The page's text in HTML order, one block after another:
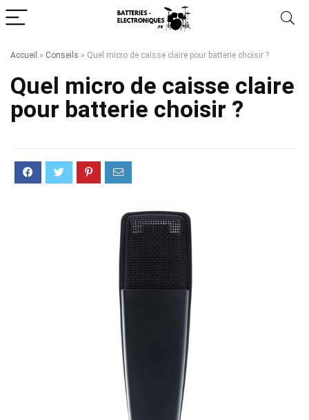
Accueil » Conseils » Quel micro de caisse claire pour batterie choisir ?
Quel micro de caisse claire
pour batterie choisir ?